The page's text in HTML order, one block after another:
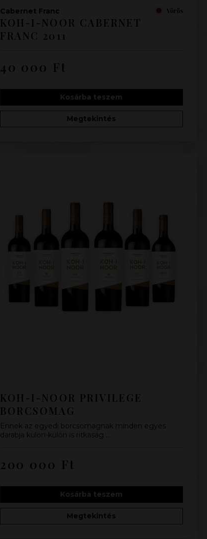
Cabernet Franc Vörös
KOH-I-NOOR CABERNET
FRANC 2011
40 000 Ft
Kosárba teszem
Megtekintés
KOH-I-NOOR PRIVILEGE
BORCSOMAG
Ennek az egyedi borcsomagnak minden egyes
darabja külön-külön is ritkaság …
200 000 Ft
Kosárba teszem
Megtekintés